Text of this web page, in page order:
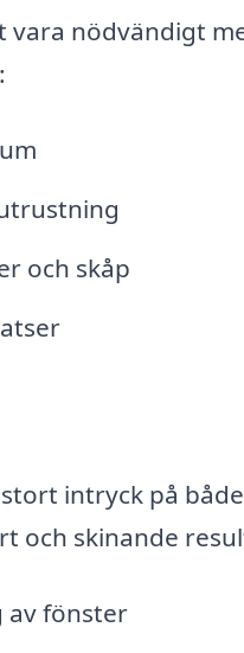
nödvändigt
och skåp
intryck på
och skinande
av fönster